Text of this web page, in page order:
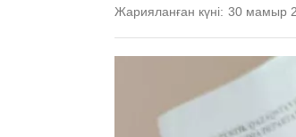
Жарияланған күні: 30 мамыр